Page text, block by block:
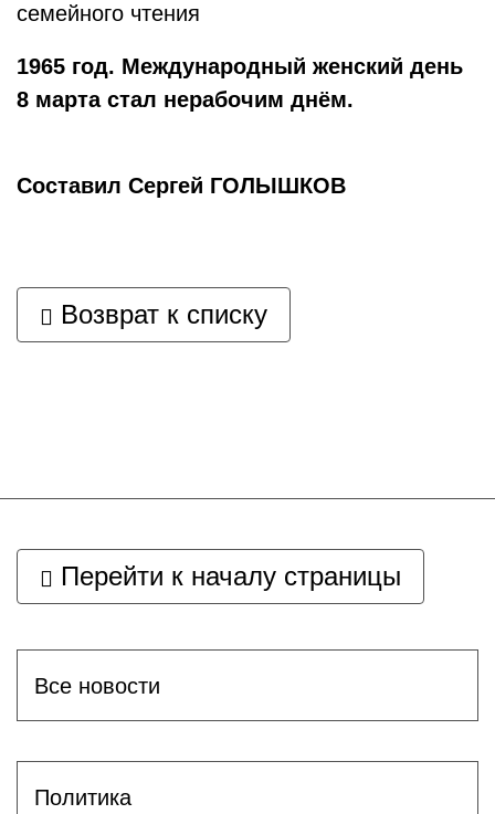
семейного чтения
1965 год. Международный женский день
8 марта стал нерабочим днём.
Составил Сергей ГОЛЫШКОВ
Возврат к списку
Перейти к началу страницы
Все новости
Политика